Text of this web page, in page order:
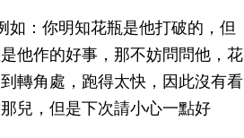
：你明知花瓶是他打破的，但
他作的好事，那不妨問問他，花
轉角處，跑得太快，因此沒有看
兒，但是下次請小心一點好